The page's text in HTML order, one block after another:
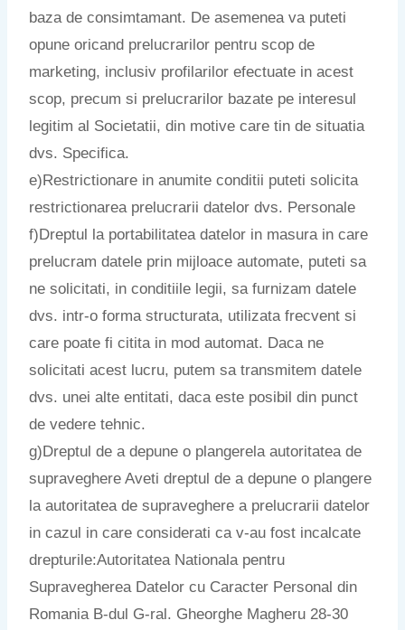
baza de consimtamant. De asemenea va puteti
opune oricand prelucrarilor pentru scop de
marketing, inclusiv profilarilor efectuate in acest
scop, precum si prelucrarilor bazate pe interesul
legitim al Societatii, din motive care tin de situatia
dvs. Specifica.
e)Restrictionare in anumite conditii puteti solicita
restrictionarea prelucrarii datelor dvs. Personale
f)Dreptul la portabilitatea datelor in masura in care
prelucram datele prin mijloace automate, puteti sa
ne solicitati, in conditiile legii, sa furnizam datele
dvs. intr-o forma structurata, utilizata frecvent si
care poate fi citita in mod automat. Daca ne
solicitati acest lucru, putem sa transmitem datele
dvs. unei alte entitati, daca este posibil din punct
de vedere tehnic.
g)Dreptul de a depune o plangerela autoritatea de
supraveghere Aveti dreptul de a depune o plangere
la autoritatea de supraveghere a prelucrarii datelor
in cazul in care considerati ca v-au fost incalcate
drepturile:Autoritatea Nationala pentru
Supravegherea Datelor cu Caracter Personal din
Romania B-dul G-ral. Gheorghe Magheru 28-30